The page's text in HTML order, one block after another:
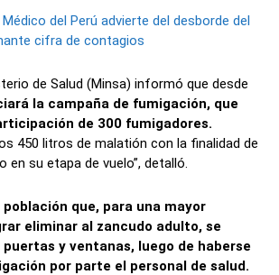
del Perú advierte del desborde del
cifra de contagios
de Salud (Minsa) informó que desde
la campaña de fumigación, que
de 300 fumigadores.
450 litros de malatión con la finalidad de
en su etapa de vuelo”, detalló.
que, para una mayor
eliminar al zancudo adulto, se
y ventanas, luego de haberse
por parte el personal de salud.